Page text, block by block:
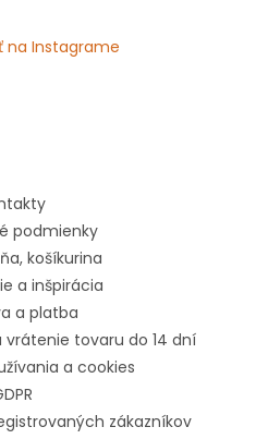
na Instagrame
podmienky
košíkurina
a inšpirácia
a platba
tovaru do 14 dní
a cookies
zákazníkov